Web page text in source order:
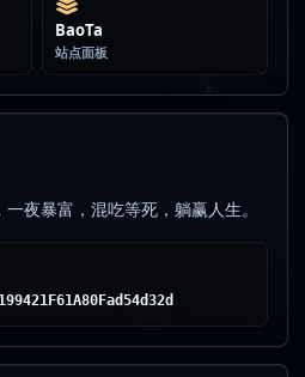
BaoTa
站点面板
夜暴富，混吃等死，躺赢人生。